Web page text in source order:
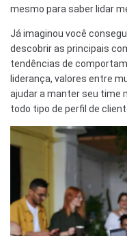
mesmo para saber lidar
Já imaginou você
descobrir as principais
tendências de
liderança, valores entre
ajudar a manter seu time
todo tipo de perfil de